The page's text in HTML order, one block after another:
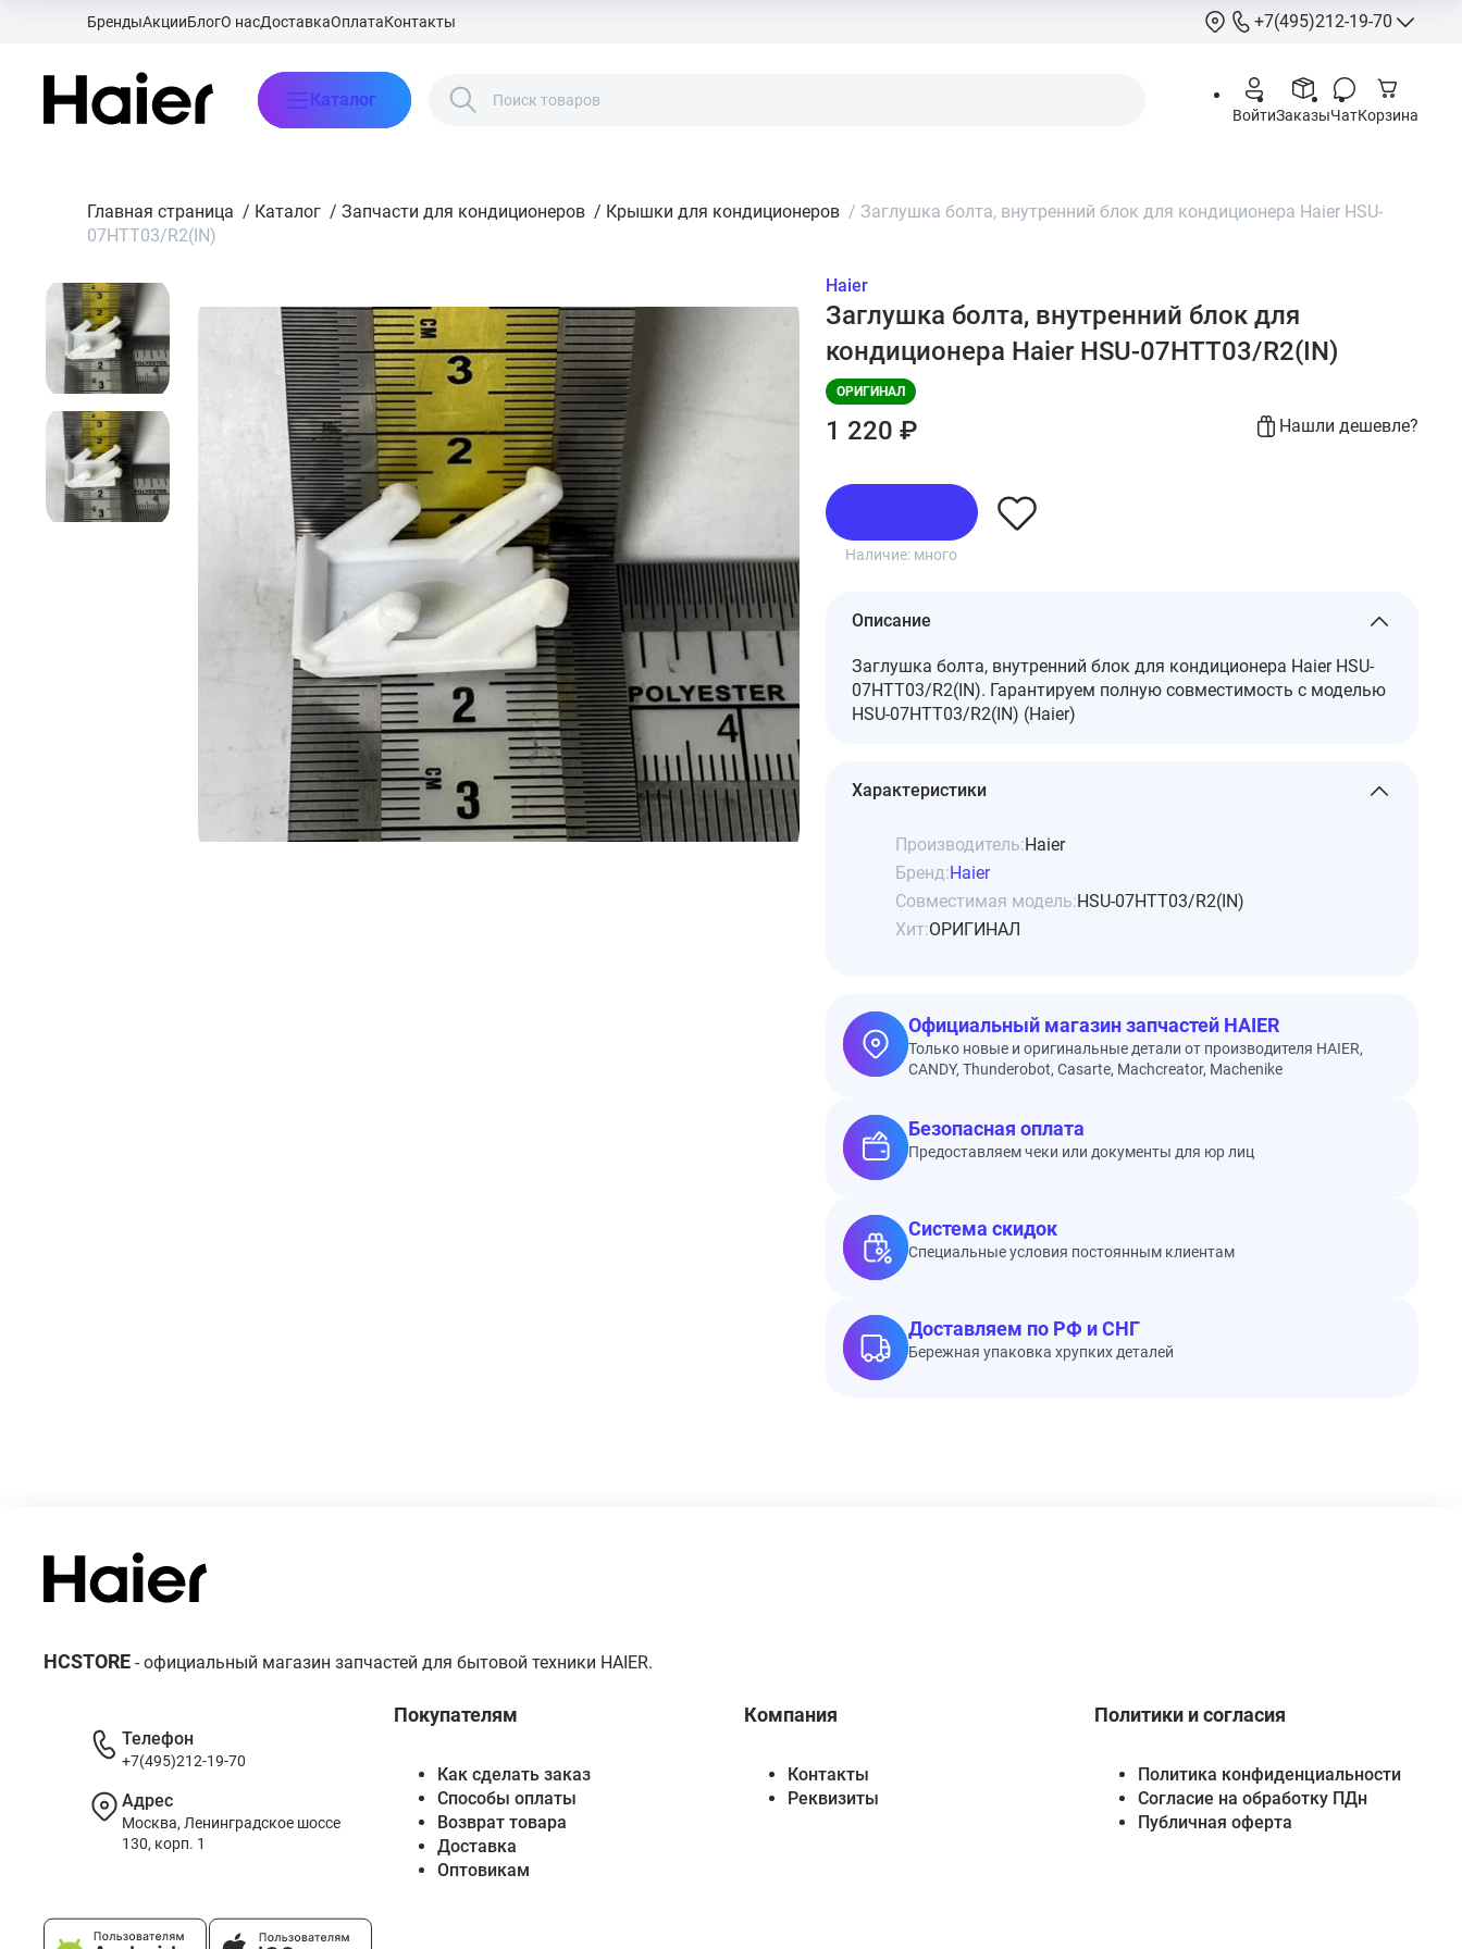
БрендыАкцииБлогО насДоставкаОплатаКонтакты +7(495)212-19-70
info@hcstore.ru
Выходные:
Каталог
ВойтиЗаказыЧатКорзина
Главная страница / Каталог / Запчасти для кондиционеров / Крышки для кондиционеров / Заглушка болта, внутренний блок для кондиционера Haier HSU-
07HTT03/R2(IN)
Haier
Заглушка болта, внутренний блок для
кондиционера Haier HSU-07HTT03/R2(IN)
ОРИГИНАЛ
1 220 ₽ Нашли дешевле?
Наличие: много
Описание
Заглушка болта, внутренний блок для кондиционера Haier HSU-
07HTT03/R2(IN). Гарантируем полную совместимость с моделью
HSU-07HTT03/R2(IN) (Haier)
Характеристики
Производитель:Haier
Бренд:Haier
Совместимая модель:HSU-07HTT03/R2(IN)
Хит:ОРИГИНАЛ
Официальный магазин запчастей HAIER
Только новые и оригинальные детали от производителя HAIER,
CANDY, Thunderobot, Casarte, Machcreator, Machenike
Безопасная оплата
Предоставляем чеки или документы для юр лиц
Система скидок
Специальные условия постоянным клиентам
Доставляем по РФ и СНГ
Бережная упаковка хрупких деталей
HCSTORE - официальный магазин запчастей для бытовой техники HAIER.
Покупателям
Как сделать заказ
Способы оплаты
Возврат товара
Доставка
Оптовикам
Компания
Контакты
Реквизиты
Политики и согласия
Политика конфиденциальности
Согласие на обработку ПДн
Публичная оферта
Телефон
+7(495)212-19-70
Адрес
Москва, Ленинградское шоссе
130, корп. 1